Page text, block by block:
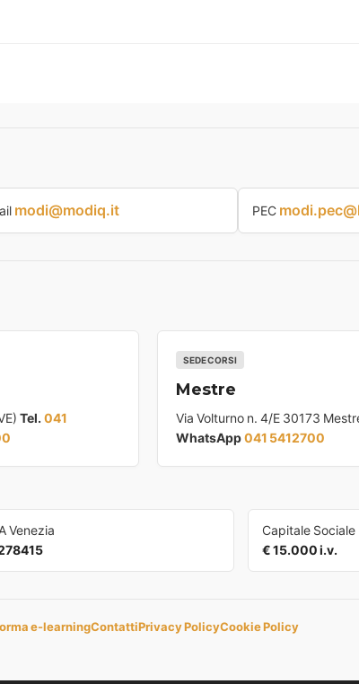
modi@modiq.it PEC
Tel. 041
SEDE CORSI
Mestre
Via Volturno n. 4/E 30173
WhatsApp041 5412700
Venezia
Capitale Sociale
€ 15.000 i.v.
e-learningContattiPrivacy PolicyCookie Policy